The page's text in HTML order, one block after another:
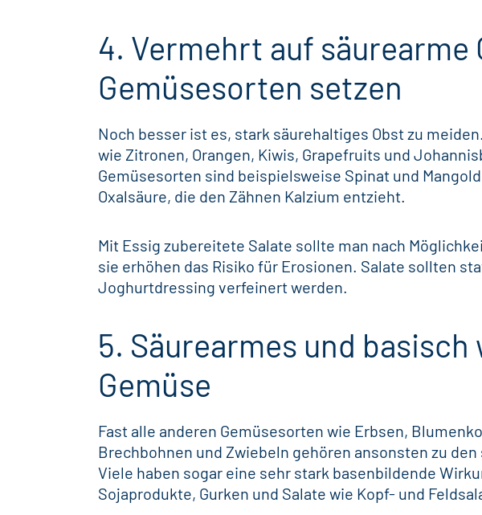
4. Vermehrt auf säurearme
Gemüsesorten setzen
Noch besser ist es, stark säurehaltiges Obst zu
wie Zitronen, Orangen, Kiwis, Grapefruits und
Gemüsesorten sind beispielsweise Spinat und
Oxalsäure, die den Zähnen Kalzium entzieht.
Mit Essig zubereitete Salate sollte man nach
sie erhöhen das Risiko für Erosionen. Salate sollten
Joghurtdressing verfeinert werden.
5. Säurearmes und
Gemüse
Fast alle anderen Gemüsesorten wie Erbsen,
Brechbohnen und Zwiebeln gehören ansonsten zu
Viele haben sogar eine sehr stark basenbildende
Sojaprodukte, Gurken und Salate wie Kopf- und